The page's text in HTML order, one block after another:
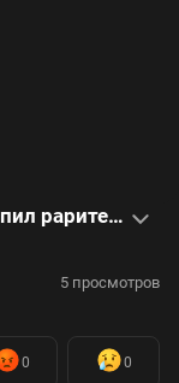
Видео о тату-мастере, который купил раритетный Chevrolet и стал первым за Уралом лоурайдером
5 просмотров
0 0